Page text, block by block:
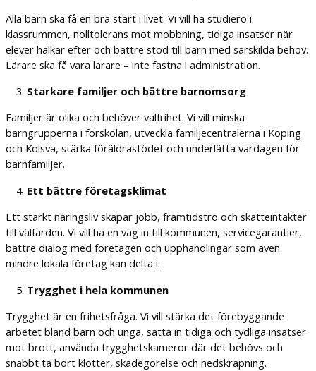
Alla barn ska få en bra start i livet. Vi vill ha studiero i
klassrummen, nolltolerans mot mobbning, tidiga insatser när
elever halkar efter och bättre stöd till barn med särskilda behov.
Lärare ska få vara lärare – inte fastna i administration.
Starkare familjer och bättre barnomsorg
Familjer är olika och behöver valfrihet. Vi vill minska
barngrupperna i förskolan, utveckla familjecentralerna i Köping
och Kolsva, stärka föräldrastödet och underlätta vardagen för
barnfamiljer.
Ett bättre företagsklimat
Ett starkt näringsliv skapar jobb, framtidstro och skatteintäkter
till välfärden. Vi vill ha en väg in till kommunen, servicegarantier,
bättre dialog med företagen och upphandlingar som även
mindre lokala företag kan delta i.
Trygghet i hela kommunen
Trygghet är en frihetsfråga. Vi vill stärka det förebyggande
arbetet bland barn och unga, sätta in tidiga och tydliga insatser
mot brott, använda trygghetskameror där det behövs och
snabbt ta bort klotter, skadegörelse och nedskräpning.